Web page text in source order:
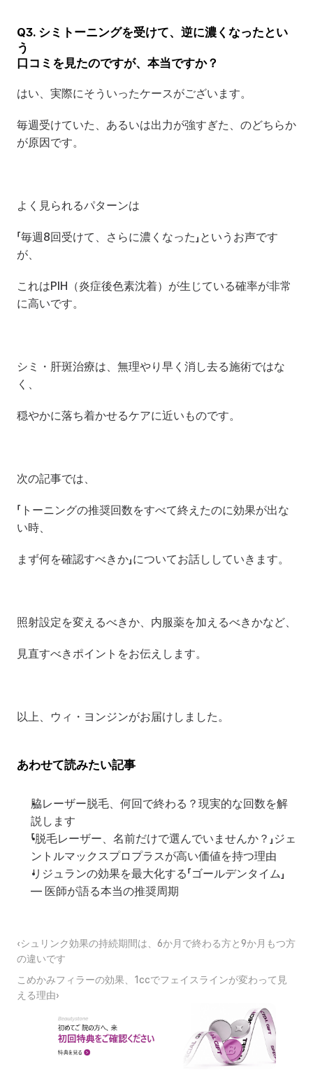
Q3. シミトーニングを受けて、逆に濃くなったとい
う
口コミを見たのですが、本当ですか？
はい、実際にそういったケースがございます。
毎週受けていた、あるいは出力が強すぎた、のどちらか
が原因です。
よく見られるパターンは
「毎週8回受けて、さらに濃くなった」というお声です
が、
これはPIH（炎症後色素沈着）が生じている確率が非常
に高いです。
シミ・肝斑治療は、無理やり早く消し去る施術ではな
く、
穏やかに落ち着かせるケアに近いものです。
次の記事では、
「トーニングの推奨回数をすべて終えたのに効果が出な
い時、
まず何を確認すべきか」についてお話ししていきます。
照射設定を変えるべきか、内服薬を加えるべきかなど、
見直すべきポイントをお伝えします。
以上、ウィ・ヨンジンがお届けしました。
あわせて読みたい記事
脇レーザー脱毛、何回で終わる？現実的な回数を解
説します
「脱毛レーザー、名前だけで選んでいませんか？」ジェ
ントルマックスプロプラスが高い価値を持つ理由
リジュランの効果を最大化する「ゴールデンタイム」
— 医師が語る本当の推奨周期
‹シュリンク効果の持続期間は、6か月で終わる方と9か月もつ方
の違いです
こめかみフィラーの効果、1ccでフェイスラインが変わって見
える理由›